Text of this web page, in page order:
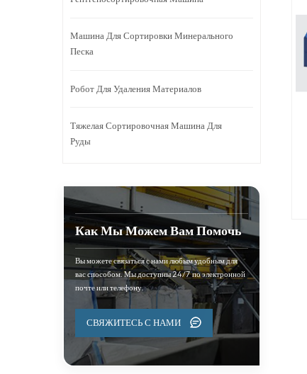
Машина Для Сортировки Минерального
Песка
Робот Для Удаления Материалов
Тяжелая Сортировочная Машина Для
Руды
Как Мы Можем Вам Помочь
Вы можете связаться с нами любым удобным для
вас способом. Мы доступны 24/7 по электронной
почте или телефону.
СВЯЖИТЕСЬ С НАМИ